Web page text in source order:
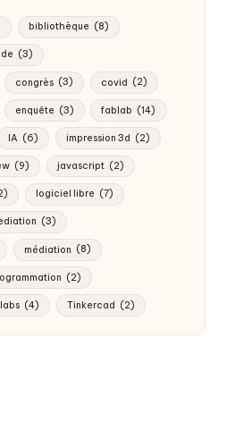
bibliothèque (8)
(3)
congrès (3) covid (2)
enquête (3) fablab (14)
IA (6) impression 3d (2)
(9) javascript (2)
logiciel libre (7)
(3)
médiation (8)
(2)
(4) Tinkercad (2)